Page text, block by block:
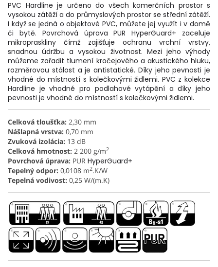
PVC Hardline je určeno do všech komerčních prostor s
vysokou zátěží a do průmyslových prostor se střední zátěží.
I když se jedná o objektové PVC, můžete jej využít i v domě
či bytě. Povrchová úprava PUR HyperGuard+ zaceluje
mikropraskliny čímž zajišťuje ochranu vrchní vrstvy,
snadnou údržbu a vysokou životnost. Mezi jeho výhody
můžeme zařadit tlumení kročejového a akustického hluku,
rozměrovou stálost a je antistatické. Díky jeho pevnosti je
vhodné do místností s kolečkovými židlemi. PVC z kolekce
Hardline je vhodné pro podlahové vytápění a díky jeho
pevnosti je vhodné do místností s kolečkovými židlemi.
Celková tloušťka: 2,30 mm
Nášlapná vrstva: 0,70 mm
Zvuková izolácia: 13 dB
Celková hmotnost: 2 200 g/m2
Povrchová úprava: PUR HyperGuard+
Tepelný odpor: 0,0108 m2.K/W
Tepelná vodivost: 0,25 W/(m.K)